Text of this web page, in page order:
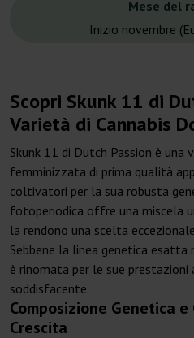
Mese del
Inizio novembre
Scopri Skunk 11 di
Varietà di Cannabis
Skunk 11 di Dutch Passion è una
femminizzata di prima qualità
coltivatori per la sua robusta
fotoperiodica offre una miscela
la rendono una scelta
Sebbene la linea genetica esatta
è rinomata per le sue
soddisfacente.
Composizione Genetica
Crescita